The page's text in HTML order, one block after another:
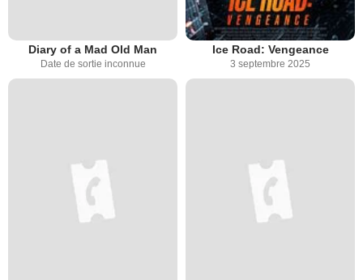
Diary of a Mad Old Man
Date de sortie inconnue
Ice Road: Vengeance
3 septembre 2025